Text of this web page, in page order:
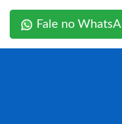
Fale no